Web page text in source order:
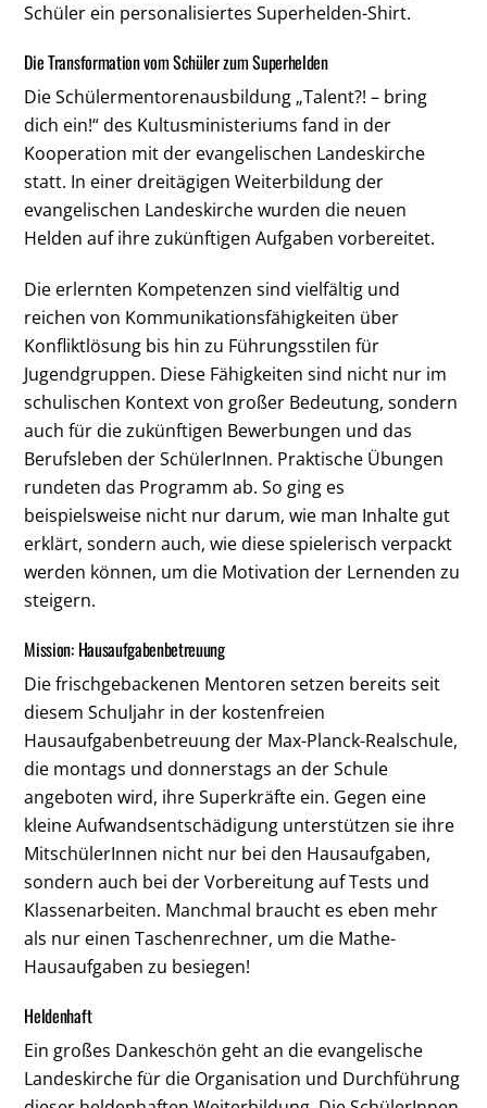
Schüler ein personalisiertes Superhelden-Shirt.
Die Transformation vom Schüler zum Superhelden
Die Schülermentorenausbildung „Talent?! – bring
dich ein!“ des Kultusministeriums fand in der
Kooperation mit der evangelischen Landeskirche
statt. In einer dreitägigen Weiterbildung der
evangelischen Landeskirche wurden die neuen
Helden auf ihre zukünftigen Aufgaben vorbereitet.
Die erlernten Kompetenzen sind vielfältig und
reichen von Kommunikationsfähigkeiten über
Konfliktlösung bis hin zu Führungsstilen für
Jugendgruppen. Diese Fähigkeiten sind nicht nur im
schulischen Kontext von großer Bedeutung, sondern
auch für die zukünftigen Bewerbungen und das
Berufsleben der SchülerInnen. Praktische Übungen
rundeten das Programm ab. So ging es
beispielsweise nicht nur darum, wie man Inhalte gut
erklärt, sondern auch, wie diese spielerisch verpackt
werden können, um die Motivation der Lernenden zu
steigern.
Mission: Hausaufgabenbetreuung
Die frischgebackenen Mentoren setzen bereits seit
diesem Schuljahr in der kostenfreien
Hausaufgabenbetreuung der Max-Planck-Realschule,
die montags und donnerstags an der Schule
angeboten wird, ihre Superkräfte ein. Gegen eine
kleine Aufwandsentschädigung unterstützen sie ihre
MitschülerInnen nicht nur bei den Hausaufgaben,
sondern auch bei der Vorbereitung auf Tests und
Klassenarbeiten. Manchmal braucht es eben mehr
als nur einen Taschenrechner, um die Mathe-
Hausaufgaben zu besiegen!
Heldenhaft
Ein großes Dankeschön geht an die evangelische
Landeskirche für die Organisation und Durchführung